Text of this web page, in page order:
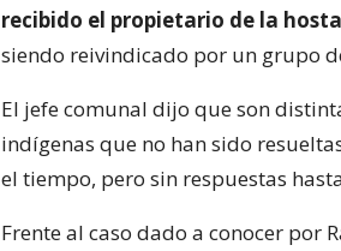
recibido el propietario de la
siendo reivindicado por un grupo
El jefe comunal dijo que son
indígenas que no han sido
el tiempo, pero sin respuestas
Frente al caso dado a conocer por